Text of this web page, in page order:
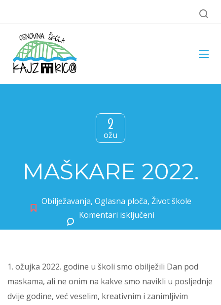
2
ožu
MAŠKARE 2022.
Obilježavanja, Oglasna ploča, Život škole
Komentari isključeni
1. ožujka 2022. godine u školi smo obilježili Dan pod
maskama, ali ne onim na kakve smo navikli u posljednje
dvije godine, već veselim, kreativnim i zanimljivim